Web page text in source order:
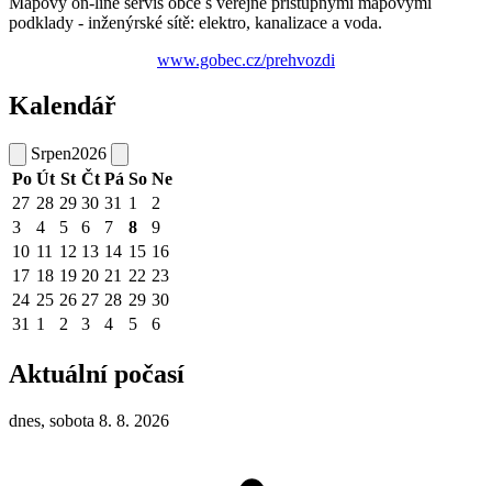
podklady - inženýrské sítě: elektro, kanalizace a voda.
www.gobec.cz/prehvozdi
Kalendář
Srpen2026
Po Út St Čt Pá So Ne
27 28 29 30 31 1
2
3
4 5 6 7 8
9
10 11 12 13 14 15 16
17 18 19 20 21 22 23
24 25 26 27 28 29 30
31 1 2 3 4 5 6
Aktuální počasí
dnes, sobota 8. 8. 2026